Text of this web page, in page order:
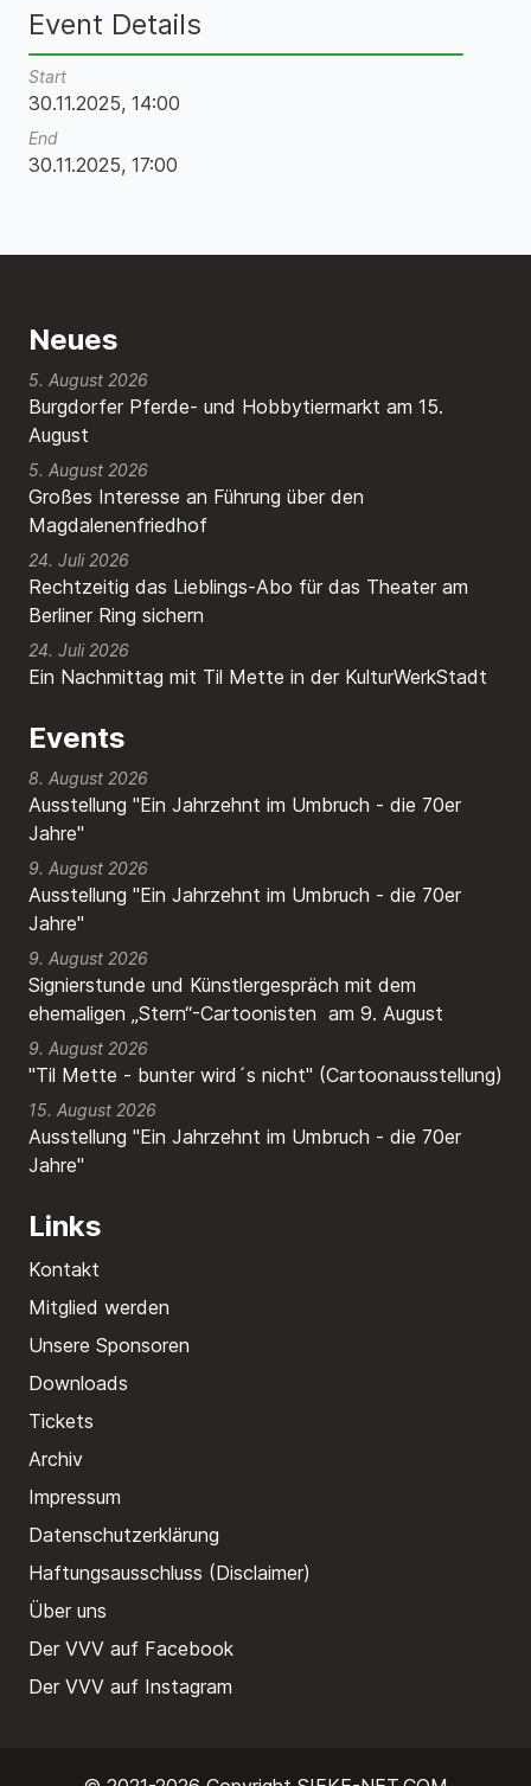
Event Details
Start
30.11.2025, 14:00
End
30.11.2025, 17:00
Neues
Burgdorfer Pferde- und Hobbytiermarkt am 15.
August
5. August 2026
Großes Interesse an Führung über den
Magdalenenfriedhof
5. August 2026
Rechtzeitig das Lieblings-Abo für das Theater am
Berliner Ring sichern
24. Juli 2026
Ein Nachmittag mit Til Mette in der KulturWerkStadt
24. Juli 2026
Events
8. August 2026
Ausstellung "Ein Jahrzehnt im Umbruch - die 70er
Jahre"
9. August 2026
Ausstellung "Ein Jahrzehnt im Umbruch - die 70er
Jahre"
9. August 2026
Signierstunde und Künstlergespräch mit dem
ehemaligen „Stern“-Cartoonisten am 9. August
9. August 2026
"Til Mette - bunter wird´s nicht" (Cartoonausstellung)
15. August 2026
Ausstellung "Ein Jahrzehnt im Umbruch - die 70er
Jahre"
Links
Kontakt
Mitglied werden
Unsere Sponsoren
Downloads
Tickets
Archiv
Impressum
Datenschutzerklärung
Haftungsausschluss (Disclaimer)
Über uns
Der VVV auf Facebook
Der VVV auf Instagram